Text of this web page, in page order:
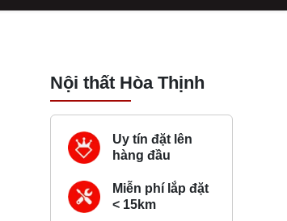
Nội thất Hòa Thịnh
Uy tín đặt lên
hàng đầu
Miễn phí lắp đặt
< 15km